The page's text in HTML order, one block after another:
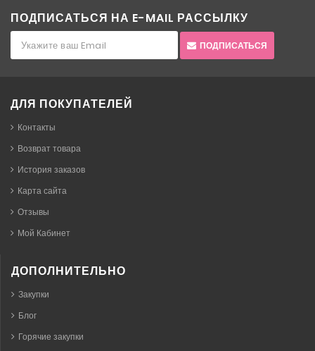
ПОДПИСАТЬСЯ НА E-MAIL РАССЫЛКУ
ПОДПИСАТЬСЯ
ДЛЯ ПОКУПАТЕЛЕЙ
Контакты
Возврат товара
История заказов
Карта сайта
Отзывы
Мой Кабинет
ДОПОЛНИТЕЛЬНО
Закупки
Блог
Горячие закупки